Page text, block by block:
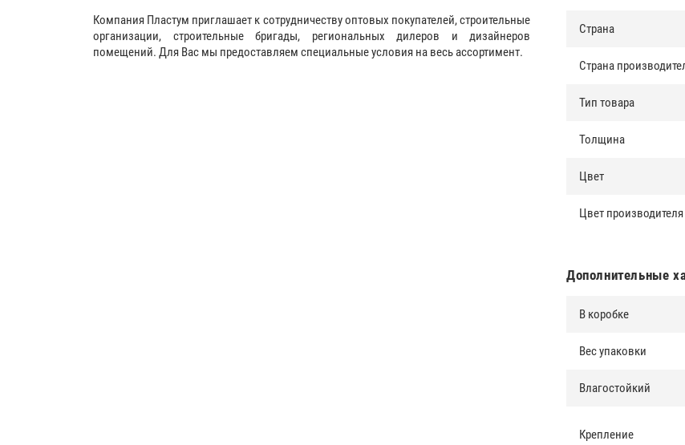
Компания Пластум приглашает к сотрудничеству оптовых покупателей, строительные
организации, строительные бригады, региональных дилеров и дизайнеров
помещений. Для Вас мы предоставляем специальные условия на весь ассортимент.
Страна
Страна
Тип товара
Толщина
Цвет
Цвет производителя
Дополнительные
В коробке
Вес упаковки
Влагостойкий
Крепление